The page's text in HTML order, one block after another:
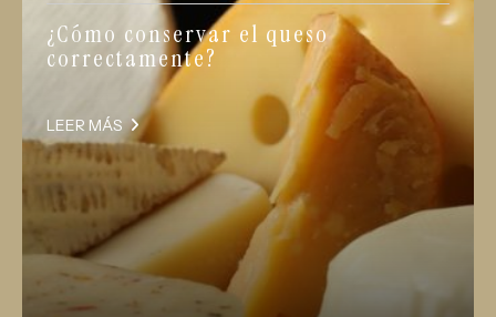
¿Cómo conservar el queso
correctamente?
LEER MÁS